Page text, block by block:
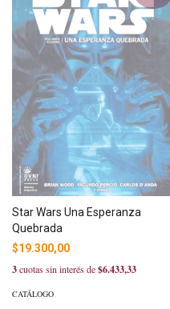
Star Wars Una Esperanza
Quebrada
$19.300,00
3cuotas sin interés de$6.433,33
CATÁLOGO